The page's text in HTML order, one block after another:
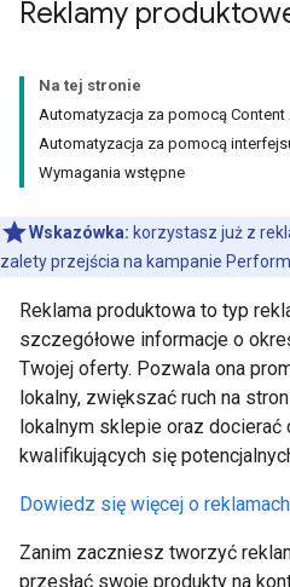
Reklamy
Na tej stronie
Automatyzacja za pomocą Content
Automatyzacja za pomocą
Wymagania wstępne
Wskazówka: korzystasz już z
zalety przejścia na kampanie
Reklama produktowa to typ
szczegółowe informacje o
Twojej oferty. Pozwala ona
lokalny, zwiększać ruch na
lokalnym sklepie oraz docierać
kwalifikujących się
Dowiedz się więcej o
Zanim zaczniesz tworzyć
przesłać swoje produkty na